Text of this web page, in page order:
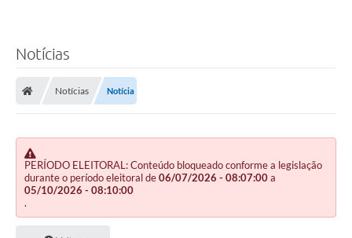
Notícias
Notícias Notícia
PERÍODO ELEITORAL: Conteúdo bloqueado conforme a legislação
durante o período eleitoral de06/07/2026 - 08:07:00a
05/10/2026 - 08:10:00
.